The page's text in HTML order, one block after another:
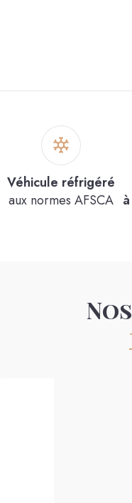
Véhicule réfrigéré
aux normes AFSCA